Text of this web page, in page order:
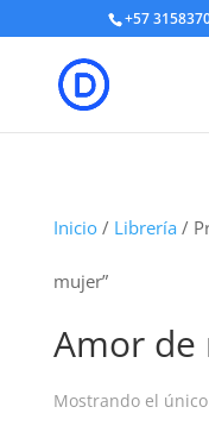
+57
Inicio/ Librería /
mujer”
Amor de
Mostrando el